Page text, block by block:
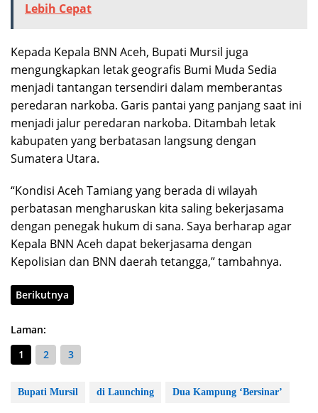
Lebih Cepat
Kepada Kepala BNN Aceh, Bupati Mursil juga
mengungkapkan letak geografis Bumi Muda Sedia
menjadi tantangan tersendiri dalam memberantas
peredaran narkoba. Garis pantai yang panjang saat ini
menjadi jalur peredaran narkoba. Ditambah letak
kabupaten yang berbatasan langsung dengan
Sumatera Utara.
“Kondisi Aceh Tamiang yang berada di wilayah
perbatasan mengharuskan kita saling bekerjasama
dengan penegak hukum di sana. Saya berharap agar
Kepala BNN Aceh dapat bekerjasama dengan
Kepolisian dan BNN daerah tetangga,” tambahnya.
Berikutnya
Laman:
1
2 3
Bupati Mursil di Launching Dua Kampung ‘Bersinar’